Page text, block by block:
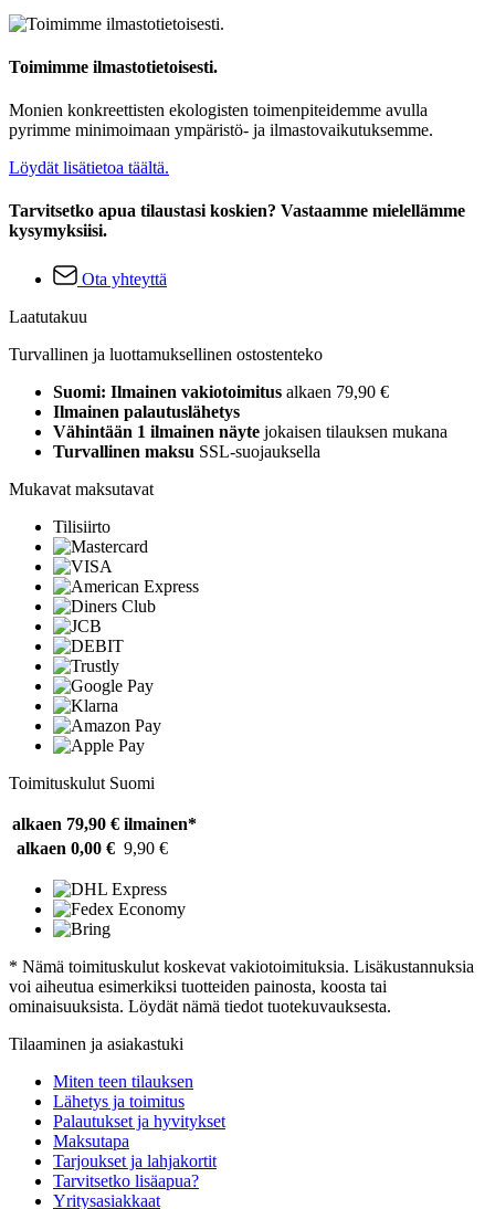
Toimimme ilmastotietoisesti.
Monien konkreettisten ekologisten toimenpiteidemme avulla
pyrimme minimoimaan ympäristö- ja ilmastovaikutuksemme.
Löydät lisätietoa täältä.
Tarvitsetko apua tilaustasi koskien? Vastaamme mielellämme
kysymyksiisi.
Ota yhteyttä
Laatutakuu
Turvallinen ja luottamuksellinen ostostenteko
Suomi: Ilmainen vakiotoimitus alkaen 79,90 €
Ilmainen palautuslähetys
Vähintään 1 ilmainen näyte jokaisen tilauksen mukana
Turvallinen maksu SSL-suojauksella
Mukavat maksutavat
Tilisiirto
Toimituskulut Suomi
alkaen 79,90 € ilmainen*
alkaen 0,00 € 9,90 €
* Nämä toimituskulut koskevat vakiotoimituksia. Lisäkustannuksia
voi aiheutua esimerkiksi tuotteiden painosta, koosta tai
ominaisuuksista. Löydät nämä tiedot tuotekuvauksesta.
Tilaaminen ja asiakastuki
Miten teen tilauksen
Lähetys ja toimitus
Palautukset ja hyvitykset
Maksutapa
Tarjoukset ja lahjakortit
Tarvitsetko lisäapua?
Yritysasiakkaat